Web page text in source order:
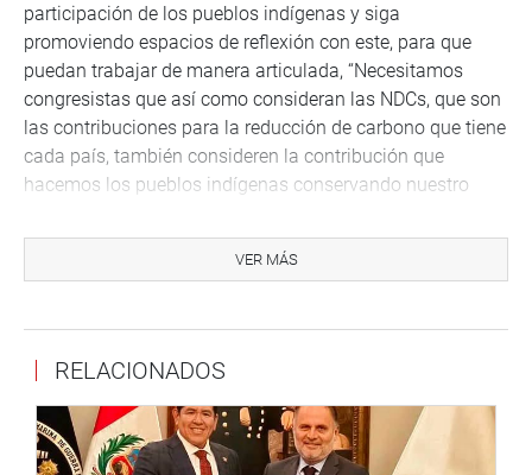
participación de los pueblos indígenas y siga
promoviendo espacios de reflexión con este, para que
puedan trabajar de manera articulada, “Necesitamos
congresistas que así como consideran las NDCs, que son
las contribuciones para la reducción de carbono que tiene
cada país, también consideren la contribución que
hacemos los pueblos indígenas conservando nuestro
territorio” declaró el presidente de CODEPISAM
(organización indígena de la región San Martín), que
de los espacios de diálogo, pero que es urgente que se
reconozca la contribución que hacen las comunidades
para frenar el cambio climático desde sus comunidades.
Explicó, vía virtual desde Montreal, Canadá.
VER MÁS
RELACIONADOS